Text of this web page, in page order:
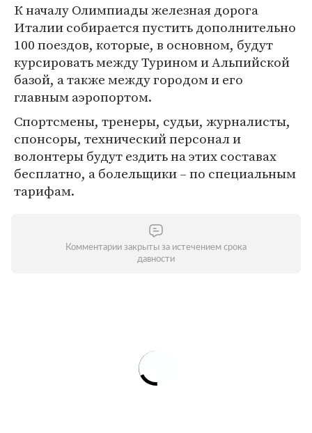
К началу Олимпиады железная дорога
Италии собирается пустить дополнительно
100 поездов, которые, в основном, будут
курсировать между Турином и Альпийской
базой, а также между городом и его
главным аэропортом.
Спортсмены, тренеры, судьи, журналисты,
спонсоры, технический персонал и
волонтеры будут ездить на этих составах
бесплатно, а болельщики – по специальным
тарифам.
Комментарии закрыты за истечением срока
давности